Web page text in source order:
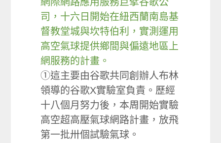
司，十六日開始在紐西蘭南島基
督教堂城與坎特伯利，實測運用
高空氣球提供鄉間與偏遠地區上
網服務的計畫。
①這主要由谷歌共同創辦人布林
領導的谷歌X實驗室負責。歷經
十八個月努力後，本周開始實驗
高空超高壓氣球網路計畫，放飛
第一批卅個試驗氣球。